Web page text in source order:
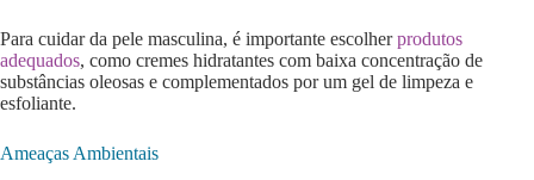
Para cuidar da pele masculina, é importante escolherprodutos
adequados, como cremes hidratantes com baixa concentração de
substâncias oleosas e complementados por um gel de limpeza e
esfoliante.
Ameaças Ambientais